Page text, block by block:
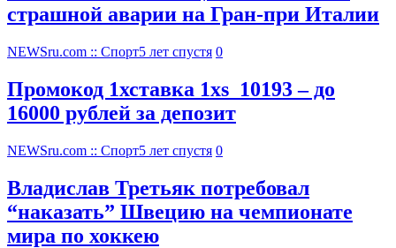
страшной аварии на Гран-при Италии
NEWSru.com :: Спорт5 лет спустя 0
Промокод 1хставка 1xs_10193 – до
16000 рублей за депозит
NEWSru.com :: Спорт5 лет спустя 0
Владислав Третьяк потребовал
“наказать” Швецию на чемпионате
мира по хоккею